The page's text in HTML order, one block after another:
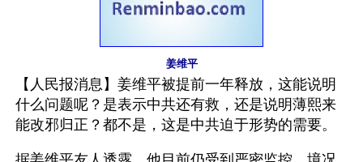
姜维平
【人民报消息】姜维平被提前一年释放，这能说明
什么问题呢？是表示中共还有救，还是说明薄熙来
能改邪归正？都不是，这是中共迫于形势的需要。